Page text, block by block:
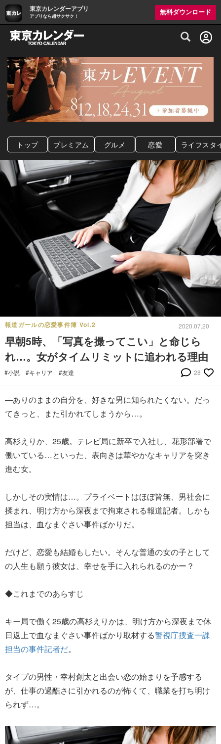
東京カレンダーアプリ
アプリなら超サクサク！
無料ダウンロード
グルメ情報・プレミアムレストラン予約
トップ プレミアム グルメ 恋愛 ライフスタ
報道ガールの恋愛事件簿 Vol.2 2020.07.20
早朝5時、「写真を撮ってこい」と命じら
れ…。女がタイムリミットに追われる理由
#小説 #キャリア #友達 28
—ありのままの自分を、好きな男に知られたくない。だっ
てきっと、また引かれてしまうから…。
高杉えりか、25歳。テレビ局に新卒で入社し、花形部署で
働いている…といった、表向きは華やかなキャリアを突き
進む女。
しかしその実情は…。プライベートはほぼ皆無、男社会に
揉まれ、明け方から深夜まで拘束される報道記者。しかも
担当は、血なまぐさい事件ばかりだ。
だけど、恋愛も結婚もしたい。そんな普通の女の子として
の人生も願う彼女は、幸せを手に入れられるのかー？
◆これまでのあらすじ
キー局で働く25歳の高杉えりかは、明け方から深夜まで休
日返上で血なまぐさい事件ばかり取材する警視庁捜査一課
担当の事件記者だ。
タイプの男性・幸村創太と出会い恋の始まりを予感する
が、仕事の過酷さに引かれるのが怖くて、職業を打ち明け
られず…。